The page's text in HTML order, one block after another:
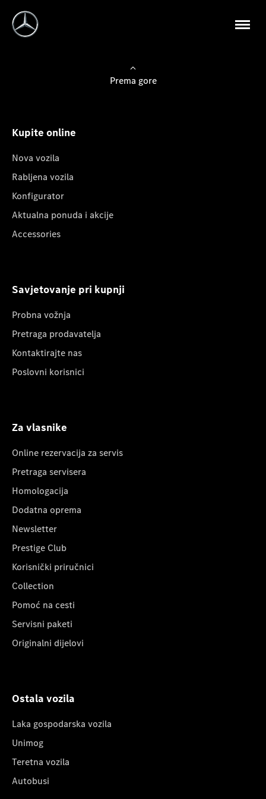
Prema gore
Kupite online
Nova vozila
Rabljena vozila
Konfigurator
Aktualna ponuda i akcije
Accessories
Savjetovanje pri kupnji
Probna vožnja
Pretraga prodavatelja
Kontaktirajte nas
Poslovni korisnici
Za vlasnike
Online rezervacija za servis
Pretraga servisera
Homologacija
Dodatna oprema
Newsletter
Prestige Club
Korisnički priručnici
Collection
Pomoć na cesti
Servisni paketi
Originalni dijelovi
Ostala vozila
Laka gospodarska vozila
Unimog
Teretna vozila
Autobusi